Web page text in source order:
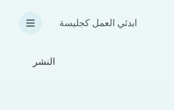
ابدئي العمل كجليسة
النشر